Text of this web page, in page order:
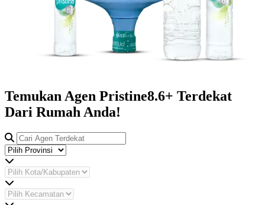
Temukan Agen Pristine8.6+ Terdekat
Dari Rumah Anda!